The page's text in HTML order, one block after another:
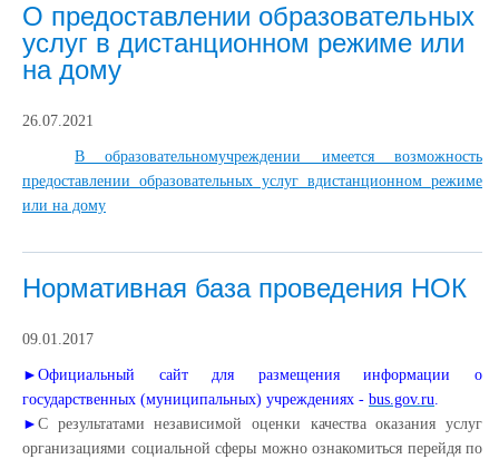
О предоставлении образовательных
услуг в дистанционном режиме или
на дому
26.07.2021
В образовательномучреждении имеется возможность
предоставлении образовательных услуг вдистанционном режиме
или на дому
Нормативная база проведения НОК
09.01.2017
►Официальный сайт для размещения информации о
государственных (муниципальных) учреждениях - bus.gov.ru.
► С результатами независимой оценки качества оказания услуг
организациями социальной сферы можно ознакомиться перейдя по